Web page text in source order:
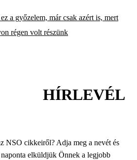
a győzelem, már csak azért is, mert
régen volt részünk
HÍRLEVÉL
NSO cikkeiről? Adja meg a nevét és
elküldjük Önnek a legjobb